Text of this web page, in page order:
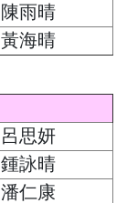
陳雨晴
黃海晴
呂思妍
鍾詠晴
潘仁康